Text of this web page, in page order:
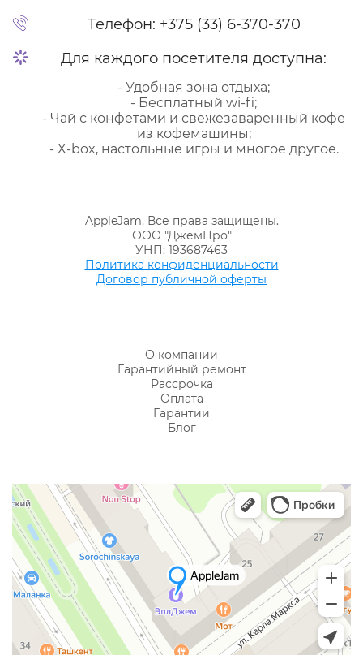
Телефон: +375 (33) 6-370-370
Для каждого посетителя доступна:
- Удобная зона отдыха;
- Бесплатный wi-fi;
- Чай с конфетами и свежезаваренный кофе
из кофемашины;
- X-box, настольные игры и многое другое.
AppleJam. Все права защищены.
ООО "ДжемПро"
УНП: 193687463
Политика конфиденциальности
Договор публичной оферты
О компании
Гарантийный ремонт
Рассрочка
Оплата
Гарантии
Блог